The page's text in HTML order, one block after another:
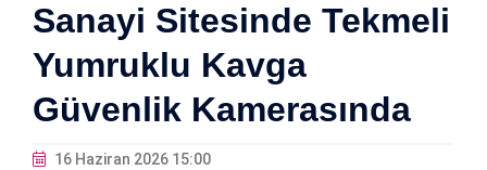
Sanayi Sitesinde Tekmeli
Yumruklu Kavga
Güvenlik Kamerasında
16 Haziran 2026 15:00